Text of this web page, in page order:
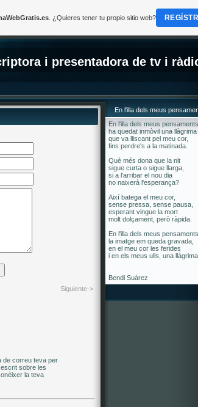
i presentadora de tv i
Siguiente->
de correu teva per
sobre les
la teva
En l'illa dels meus
En l'illa dels meus pensaments
ha quedat inmòvil una llàgrima
que va lliscant pel meu cor,
fins perdre's a la matinada.
Què més dona que la nit
sigue curta o sigue llarga,
si a l'arribar el nou dia
no naixerà l'esperança?
Així batega el meu cor,
sense pressa, sense pausa,
esperant vingue la mort
molt dolçament, però ràpida.
En l'illa dels meus pensaments
la imatge em queda gravada,
en el meu cor les ferides
i en els meus ulls, una llàgrima.
Bendi Suàrez
. ¿Quieres tener tu propio sitio web?